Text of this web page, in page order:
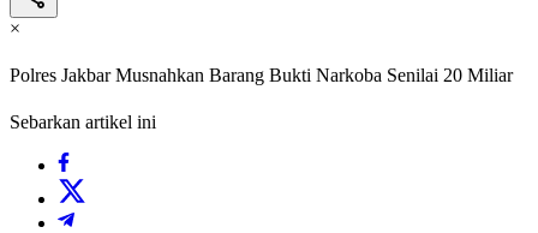
×
Polres Jakbar Musnahkan Barang Bukti Narkoba Senilai 20 Miliar
Sebarkan artikel ini